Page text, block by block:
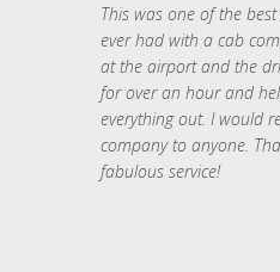
This was one of the
ever had with a cab
at the airport and the
for over an hour and
everything out. I would
company to anyone.
fabulous service!